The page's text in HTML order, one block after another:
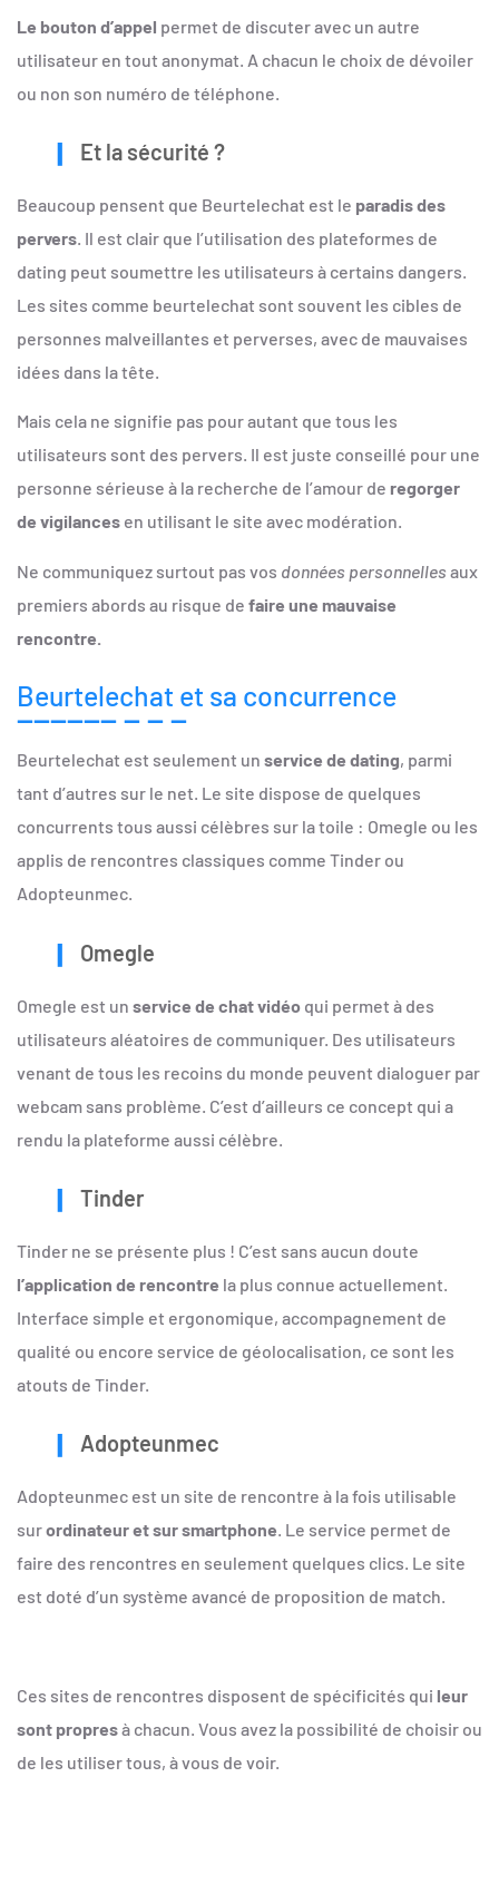
Le bouton d’appel permet de discuter avec un autre
utilisateur en tout anonymat. A chacun le choix de dévoiler
ou non son numéro de téléphone.
Et la sécurité ?
Beaucoup pensent que Beurtelechat est le paradis des
pervers. Il est clair que l’utilisation des plateformes de
dating peut soumettre les utilisateurs à certains dangers.
Les sites comme beurtelechat sont souvent les cibles de
personnes malveillantes et perverses, avec de mauvaises
idées dans la tête.
Mais cela ne signifie pas pour autant que tous les
utilisateurs sont des pervers. Il est juste conseillé pour une
personne sérieuse à la recherche de l’amour de regorger
de vigilances en utilisant le site avec modération.
Ne communiquez surtout pas vos données personnelles aux
premiers abords au risque de faire une mauvaise
rencontre.
Beurtelechat et sa concurrence
Beurtelechat est seulement un service de dating, parmi
tant d’autres sur le net. Le site dispose de quelques
concurrents tous aussi célèbres sur la toile : Omegle ou les
applis de rencontres classiques comme Tinder ou
Adopteunmec.
Omegle
Omegle est un service de chat vidéo qui permet à des
utilisateurs aléatoires de communiquer. Des utilisateurs
venant de tous les recoins du monde peuvent dialoguer par
webcam sans problème. C’est d’ailleurs ce concept qui a
rendu la plateforme aussi célèbre.
Tinder
Tinder ne se présente plus ! C’est sans aucun doute
l’application de rencontre la plus connue actuellement.
Interface simple et ergonomique, accompagnement de
qualité ou encore service de géolocalisation, ce sont les
atouts de Tinder.
Adopteunmec
Adopteunmec est un site de rencontre à la fois utilisable
surordinateur et sur smartphone. Le service permet de
faire des rencontres en seulement quelques clics. Le site
est doté d’un système avancé de proposition de match.
Ces sites de rencontres disposent de spécificités qui leur
sont propresà chacun. Vous avez la possibilité de choisir ou
de les utiliser tous, à vous de voir.